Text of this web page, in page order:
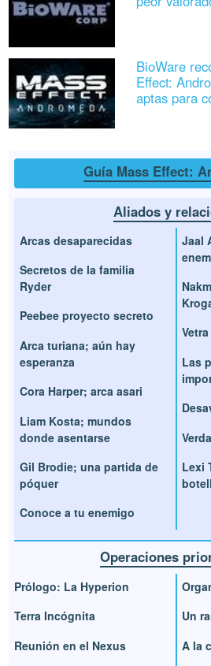
BioWare
Effect:
aptas para
Guía Mass Effect:
Aliados y
Arcas desaparecidas
Secretos de la familia
Ryder
Peebee proyecto secreto
Arca turiana; aún hay
esperanza
Cora Harper; arca asari
Liam Kosta; mundos
donde asentarse
Gil Brodie; una partida de
póquer
Conoce a tu enemigo
Jaal
Las
Lexi
Operaciones
Prólogo: La Hyperion
Terra Incógnita
Reunión en el Nexus
Un
A la